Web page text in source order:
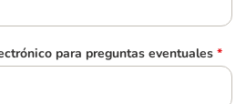
para preguntas eventuales *